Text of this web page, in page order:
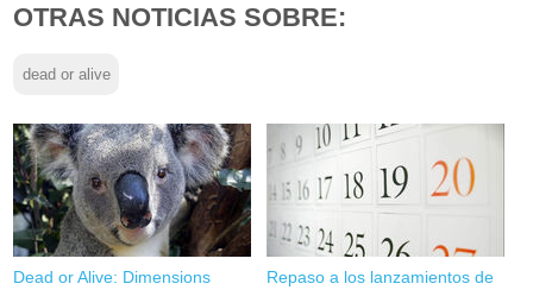
OTRAS NOTICIAS SOBRE:
dead or alive
Dead or Alive: Dimensions
Repaso a los lanzamientos de